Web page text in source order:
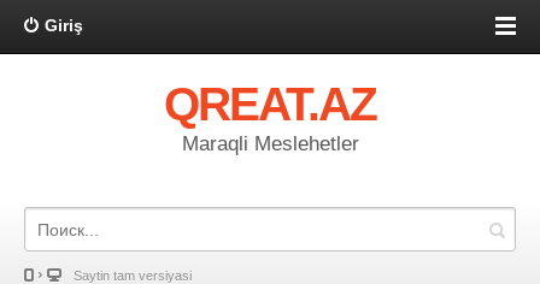
Giriş
QREAT.AZ
Maraqli Meslehetler
Saytin tam versiyasi